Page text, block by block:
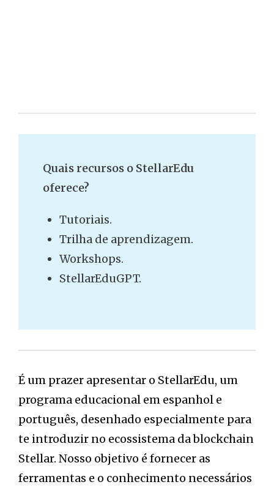
Quais recursos o StellarEdu
oferece?
Tutoriais.
Trilha de aprendizagem.
Workshops.
StellarEduGPT.
É um prazer apresentar o StellarEdu, um
programa educacional em espanhol e
português, desenhado especialmente para
te introduzir no ecossistema da blockchain
Stellar. Nosso objetivo é fornecer as
ferramentas e o conhecimento necessários